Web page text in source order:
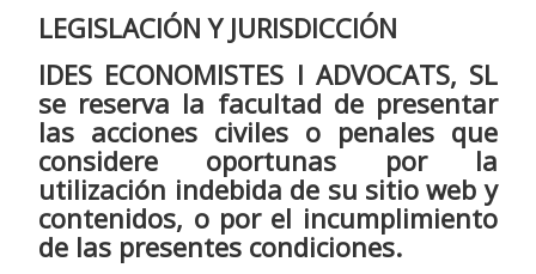
LEGISLACIÓN Y JURISDICCIÓN
IDES ECONOMISTES I ADVOCATS, SL
se reserva la facultad de presentar
las acciones civiles o penales que
considere oportunas por la
utilización indebida de su sitio web y
contenidos, o por el incumplimiento
de las presentes condiciones.